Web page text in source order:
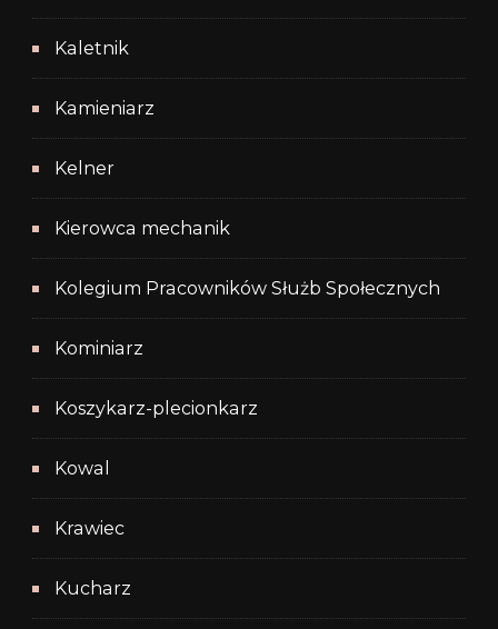
Kaletnik
Kamieniarz
Kelner
Kierowca mechanik
Kolegium Pracowników Służb Społecznych
Kominiarz
Koszykarz-plecionkarz
Kowal
Krawiec
Kucharz